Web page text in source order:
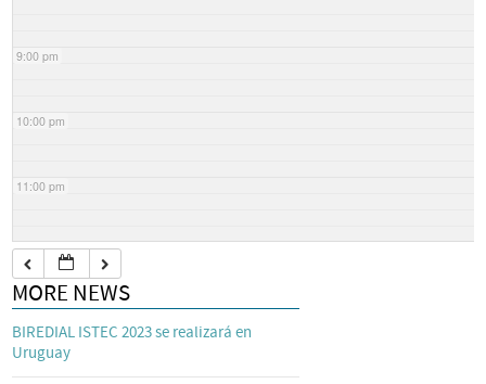
9:00 pm
10:00 pm
11:00 pm
MORE NEWS
BIREDIAL ISTEC 2023 se realizará en
Uruguay